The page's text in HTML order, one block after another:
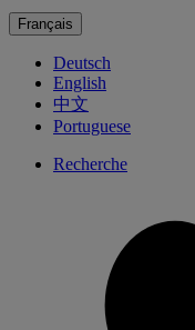
Français
Deutsch
English
中文
Portuguese
Recherche